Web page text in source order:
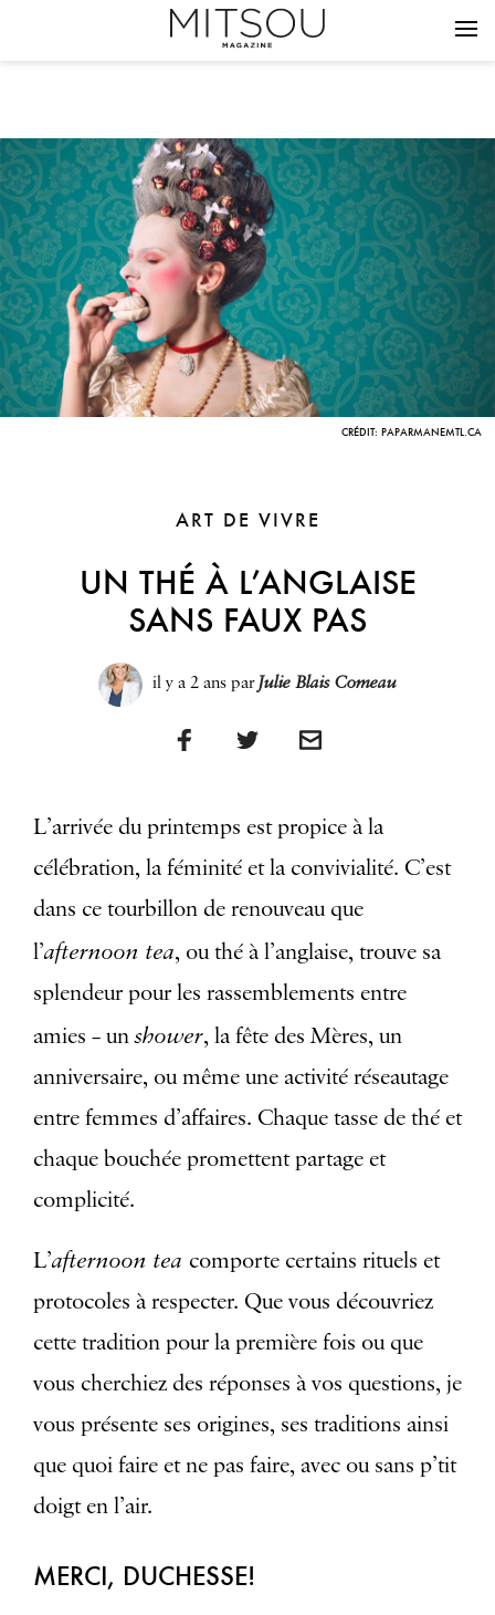
CRÉDIT: PAPARMANEMTL.CA
ART DE VIVRE
UN THÉ À L’ANGLAISE
SANS FAUX PAS
il y a 2 ansparJulie Blais Comeau
L’arrivée du printemps est propice à la
célébration, la féminité et la convivialité. C’est
dans ce tourbillon de renouveau que
l’afternoon tea, ou thé à l’anglaise, trouve sa
splendeur pour les rassemblements entre
amies – unshower, la fête des Mères, un
anniversaire, ou même une activité réseautage
entre femmes d’affaires. Chaque tasse de thé et
chaque bouchée promettent partage et
complicité.
L’afternoon tea comporte certains rituels et
protocoles à respecter. Que vous découvriez
cette tradition pour la première fois ou que
vous cherchiez des réponses à vos questions, je
vous présente ses origines, ses traditions ainsi
que quoi faire et ne pas faire, avec ou sans p’tit
doigt en l’air.
MERCI, DUCHESSE!